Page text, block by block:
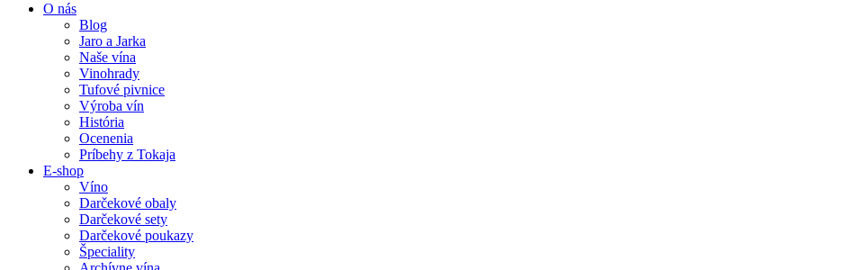
O nás
Blog
Jaro a Jarka
Naše vína
Vinohrady
Tufové pivnice
Výroba vín
História
Ocenenia
Príbehy z Tokaja
E-shop
Víno
Darčekové obaly
Darčekové sety
Darčekové poukazy
Špeciality